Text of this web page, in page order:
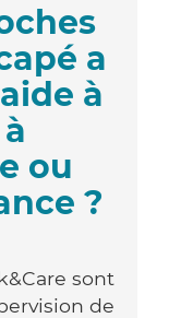
a
à
ou
?
sont
de